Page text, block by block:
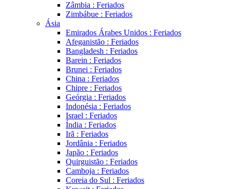
Zâmbia : Feriados
Zimbábue : Feriados
Ásia
Emirados Árabes Unidos : Feriados
Afeganistão : Feriados
Bangladesh : Feriados
Barein : Feriados
Brunei : Feriados
China : Feriados
Chipre : Feriados
Geórgia : Feriados
Indonésia : Feriados
Israel : Feriados
Índia : Feriados
Irã : Feriados
Jordânia : Feriados
Japão : Feriados
Quirguistão : Feriados
Camboja : Feriados
Coreia do Sul : Feriados